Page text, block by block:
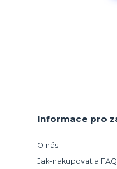
Informace pro
O nás
Jak-nakupovat a FAQ